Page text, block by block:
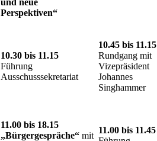
Perspektiven“
10.30 bis 11.15
Führung
Ausschusssekretariat
10.45 bis 11.15
Rundgang mit
Vizepräsident
Johannes
Singhammer
11.00 bis 18.15
„Bürgergespräche“ mit
11.00 bis 11.45